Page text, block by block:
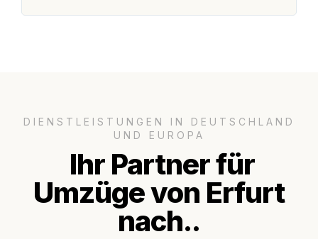
DIENSTLEISTUNGEN IN DEUTSCHLAND
UND EUROPA
Ihr Partner für
Umzüge von Erfurt
nach..